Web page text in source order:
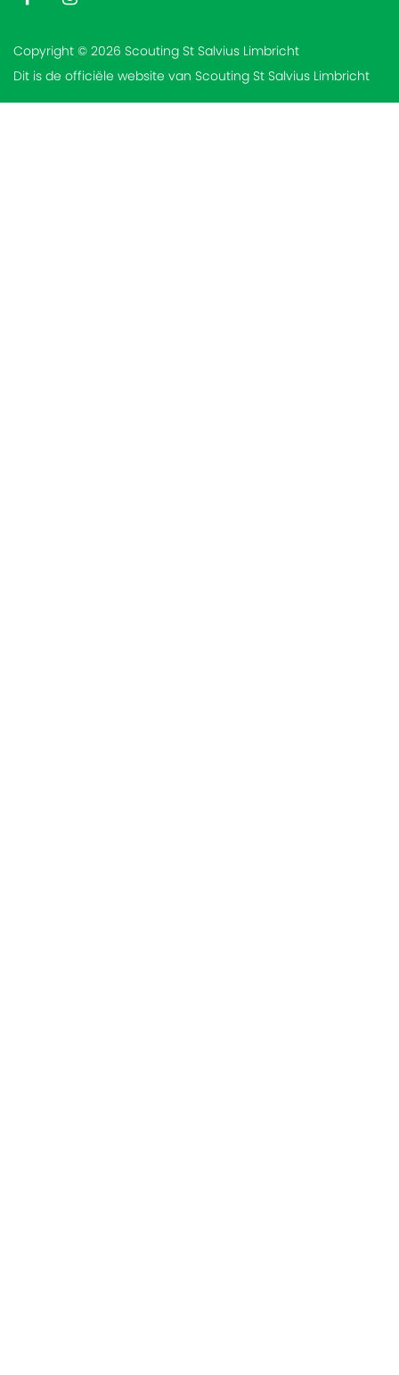
Copyright © 2026 Scouting St Salvius Limbricht
Dit is de officiële website van Scouting St Salvius Limbricht